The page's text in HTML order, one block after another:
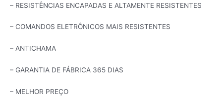
– RESISTÊNCIAS ENCAPADAS E ALTAMENTE RESISTENTES
– COMANDOS ELETRÔNICOS MAIS RESISTENTES
– ANTICHAMA
– GARANTIA DE FÁBRICA 365 DIAS
– MELHOR PREÇO